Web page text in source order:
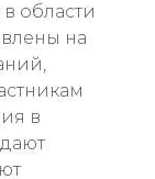
области
на
в